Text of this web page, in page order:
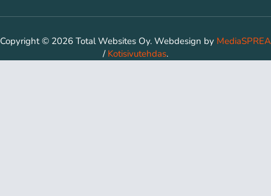
Copyright © 2026 Total Websites Oy. Webdesign by MediaSPREA
/ Kotisivutehdas.